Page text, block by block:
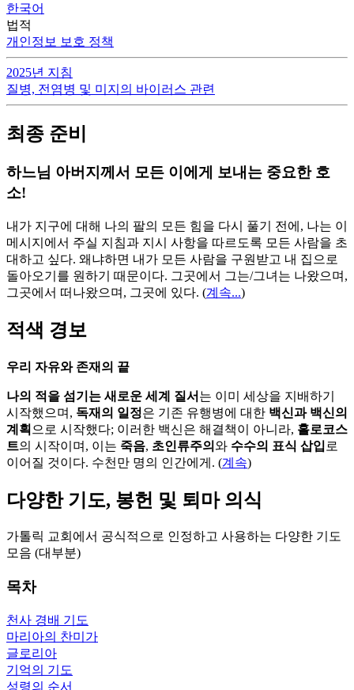
한국어
법적
개인정보 보호 정책
2025년 지침
질병, 전염병 및 미지의 바이러스 관련
최종 준비
하느님 아버지께서 모든 이에게 보내는 중요한 호
소!
내가 지구에 대해 나의 팔의 모든 힘을 다시 풀기 전에, 나는 이
메시지에서 주실 지침과 지시 사항을 따르도록 모든 사람을 초
대하고 싶다. 왜냐하면 내가 모든 사람을 구원받고 내 집으로
돌아오기를 원하기 때문이다. 그곳에서 그는/그녀는 나왔으며,
그곳에서 떠나왔으며, 그곳에 있다. (계속...)
적색 경보
우리 자유와 존재의 끝
나의 적을 섬기는 새로운 세계 질서 는 이미 세상을 지배하기
시작했으며, 독재의 일정은 기존 유행병에 대한 백신과 백신의
계획 으로 시작했다; 이러한 백신은 해결책이 아니라, 홀로코스
트의 시작이며, 이는 죽음, 초인류주의 와 수수의 표식 삽입 로
이어질 것이다. 수천만 명의 인간에게. (계속)
다양한 기도, 봉헌 및 퇴마 의식
가톨릭 교회에서 공식적으로 인정하고 사용하는 다양한 기도
모음 (대부분)
목차
천사 경배 기도
마리아의 찬미가
글로리아
기억의 기도
성령의 순서